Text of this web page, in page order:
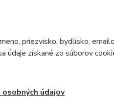
priezvisko, bydlisko,
získané zo súborov
údajov